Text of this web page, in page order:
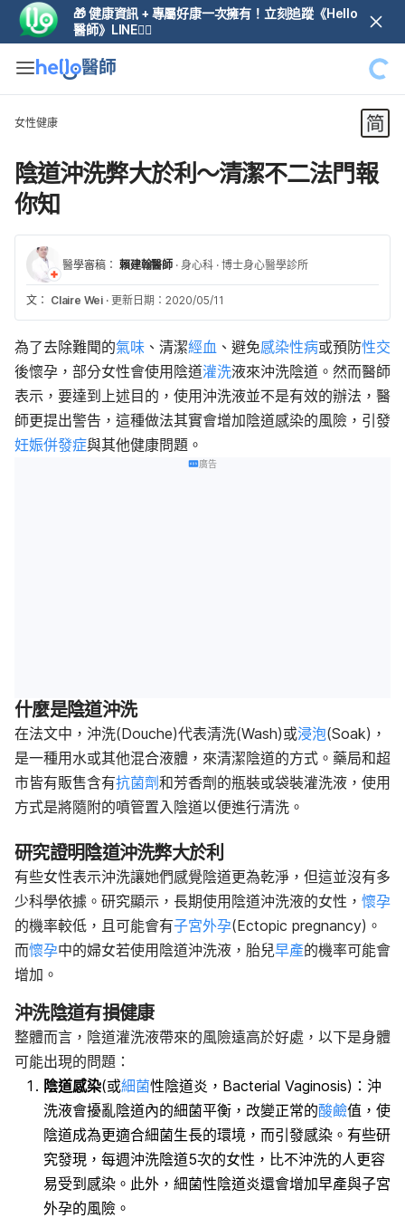
🎁 健康資訊 + 專屬好康一次擁有！立刻追蹤《Hello
醫師》LINE👆🏼
女性健康
陰道沖洗弊大於利～清潔不二法門報
你知
醫學審稿： 賴建翰醫師 · 身心科 · 博士身心醫學診所
文： Claire Wei · 更新日期：2020/05/11
為了去除難聞的氣味 、清潔經血 、避免感染性病或預防性交
後懷孕，部分女性會使用陰道灌洗液來沖洗陰道。 然而醫師
表示，要達到上述目的，使用沖洗液並不是有效的辦法，醫
師更提出警告，這種做法其實會增加陰道感染的風險，引發
妊娠併發症與其他健康問題。
廣告
什麼是陰道沖洗
在法文中，沖洗(Douche)代表清洗(Wash)或浸泡(Soak) ，
是一種用水或其他混合液體，來清潔陰道的方式。藥局和超
市皆有販售含有抗菌劑和芳香劑的瓶裝或袋裝灌洗液 ，使用
方式是將隨附的噴管置入陰道以便進行清洗。
研究證明陰道沖洗弊大於利
有些女性表示沖洗讓她們感覺陰道更為乾淨，但這並沒有多
少科學依據。 研究顯示，長期使用陰道沖洗液的女性， 懷孕
的機率較低，且可能會有子宮外孕(Ectopic pregnancy) 。
而懷孕中的婦女若使用陰道沖洗液，胎兒早產的機率可能會
增加。
沖洗陰道有損健康
整體而言，陰道灌洗液帶來的風險遠高於好處，以下是身體
可能出現的問題：
陰道感染(或細菌性陰道炎， Bacterial Vaginosis) ：沖
洗液會擾亂陰道內的細菌平衡，改變正常的酸鹼值 ，使
陰道成為更適合細菌生長的環境，而引發感染。有些研
究發現，每週沖洗陰道5次的女性，比不沖洗的人更容
易受到感染。此外，細菌性陰道炎還會增加早產與子宮
外孕的風險。